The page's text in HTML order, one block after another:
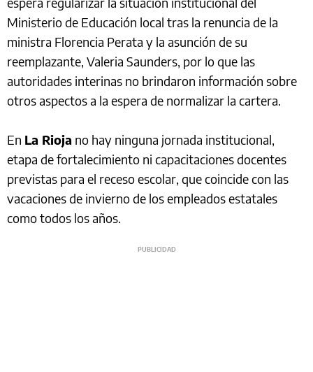
Ministerio de Educación local tras la renuncia de la
ministra Florencia Perata y la asunción de su
reemplazante, Valeria Saunders, por lo que las
autoridades interinas no brindaron información sobre
otros aspectos a la espera de normalizar la cartera.
En La Rioja no hay ninguna jornada institucional,
etapa de fortalecimiento ni capacitaciones docentes
previstas para el receso escolar, que coincide con las
vacaciones de invierno de los empleados estatales
como todos los años.